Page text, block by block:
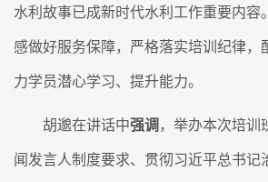
水利故事已成新时代水利工作重要内容
感做好服务保障，严格落实培训纪律，
力学员潜心学习、提升能力。
胡邈在讲话中强调，举办本次培
闻发言人制度要求、贯彻习近平总书记